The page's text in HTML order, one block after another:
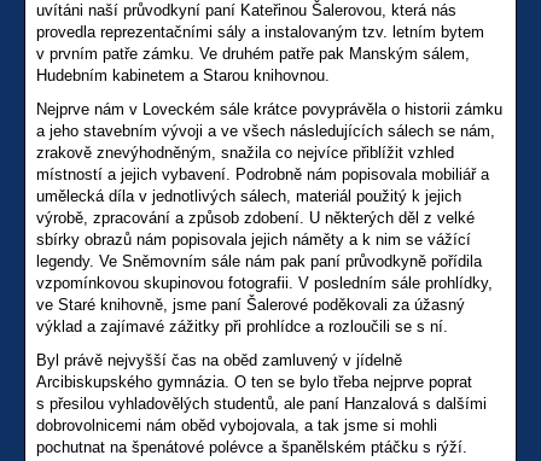
uvítáni naší průvodkyní paní Kateřinou Šalerovou, která nás
provedla reprezentačními sály a instalovaným tzv. letním bytem
v prvním patře zámku. Ve druhém patře pak Manským sálem,
Hudebním kabinetem a Starou knihovnou.
Nejprve nám v Loveckém sále krátce povyprávěla o historii zámku
a jeho stavebním vývoji a ve všech následujících sálech se nám,
zrakově znevýhodněným, snažila co nejvíce přiblížit vzhled
místností a jejich vybavení. Podrobně nám popisovala mobiliář a
umělecká díla v jednotlivých sálech, materiál použitý k jejich
výrobě, zpracování a způsob zdobení. U některých děl z velké
sbírky obrazů nám popisovala jejich náměty a k nim se vážící
legendy. Ve Sněmovním sále nám pak paní průvodkyně pořídila
vzpomínkovou skupinovou fotografii. V posledním sále prohlídky,
ve Staré knihovně, jsme paní Šalerové poděkovali za úžasný
výklad a zajímavé zážitky při prohlídce a rozloučili se s ní.
Byl právě nejvyšší čas na oběd zamluvený v jídelně
Arcibiskupského gymnázia. O ten se bylo třeba nejprve poprat
s přesilou vyhladovělých studentů, ale paní Hanzalová s dalšími
dobrovolnicemi nám oběd vybojovala, a tak jsme si mohli
pochutnat na špenátové polévce a španělském ptáčku s rýží.